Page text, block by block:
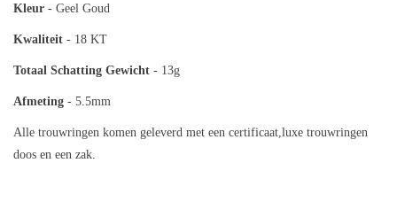
Kleur - Geel Goud
Kwaliteit - 18 KT
Totaal Schatting Gewicht - 13g
Afmeting - 5.5mm
Alle trouwringen komen geleverd met een certificaat,luxe trouwringen
doos en een zak.